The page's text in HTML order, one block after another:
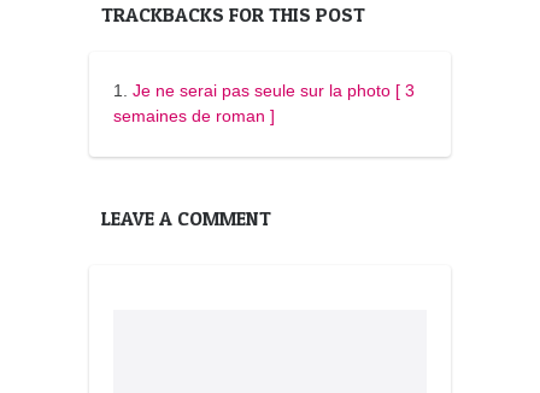
TRACKBACKS FOR THIS POST
Je ne serai pas seule sur la photo [ 3
semaines de roman ]
LEAVE A COMMENT